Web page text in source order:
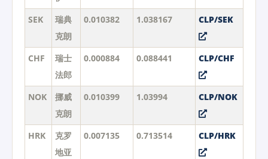
SEK
瑞典
克朗
0.010382 1.038167 CLP/SEK
CHF
瑞士
法郎
0.000884 0.088441 CLP/CHF
NOK
挪威
克朗
0.010399 1.03994 CLP/NOK
HRK
克罗
地亚
0.007135 0.713514 CLP/HRK